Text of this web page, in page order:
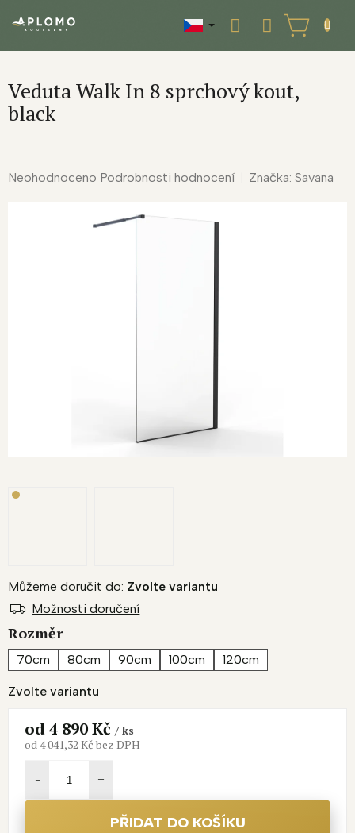
NÁKUPNÍ
KOŠÍK
Veduta Walk In 8 sprchový kout,
black
Průměrné
Neohodnoceno Podrobnosti hodnocení Značka: Savana
Zvolte variantu
Můžeme doručit do: Zvolte variantu
Možnosti doručení
Rozměr
70cm 80cm 90cm 100cm 120cm
od4 890 Kč / ks
od4 041,32 Kč bez DPH
PŘIDAT DO KOŠÍKU